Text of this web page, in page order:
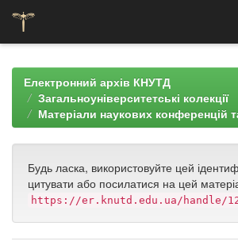
navigationЕлектронний архів КНУТД
Загальноуніверситетські колекції
Матеріали наукових конференцій
Будь ласка, використовуйте цей
цитувати або посилатися на цей
https://er.knutd.edu.ua/handle/